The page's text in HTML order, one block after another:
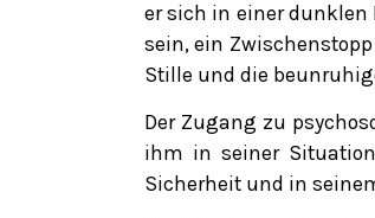
er sich in einer dunklen
sein, ein
Stille und die
Der Zugang zu
ihm in seiner
Sicherheit und in